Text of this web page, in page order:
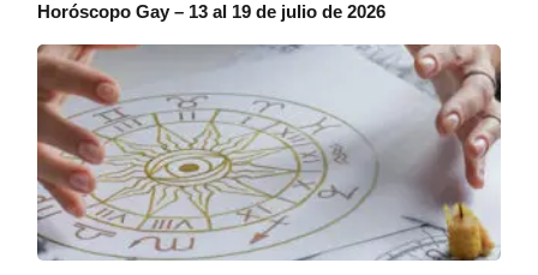
Horóscopo Gay – 13 al 19 de julio de 2026